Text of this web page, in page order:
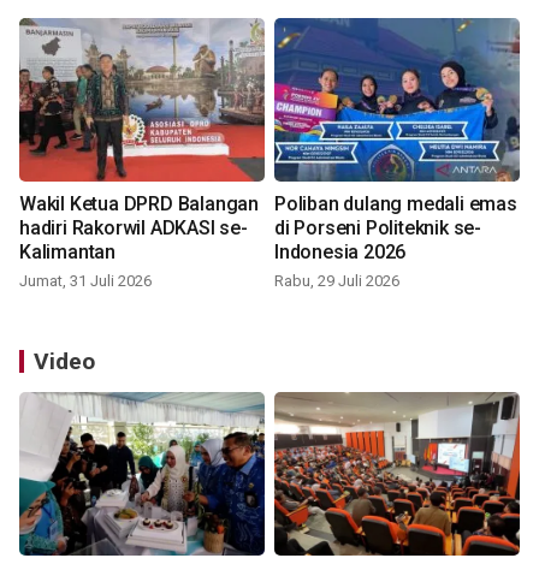
Wakil Ketua DPRD Balangan
hadiri Rakorwil ADKASI se-
Kalimantan
Jumat, 31 Juli 2026
Poliban dulang medali emas
di Porseni Politeknik se-
Indonesia 2026
Rabu, 29 Juli 2026
Video